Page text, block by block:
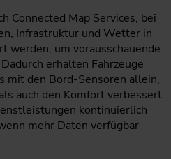
Connected Map Services, bei
Infrastruktur und Wetter in
werden, um vorausschauende
erhalten Fahrzeuge
mit den Bord-Sensoren allein,
auch den Komfort verbessert.
kontinuierlich
mehr Daten verfügbar